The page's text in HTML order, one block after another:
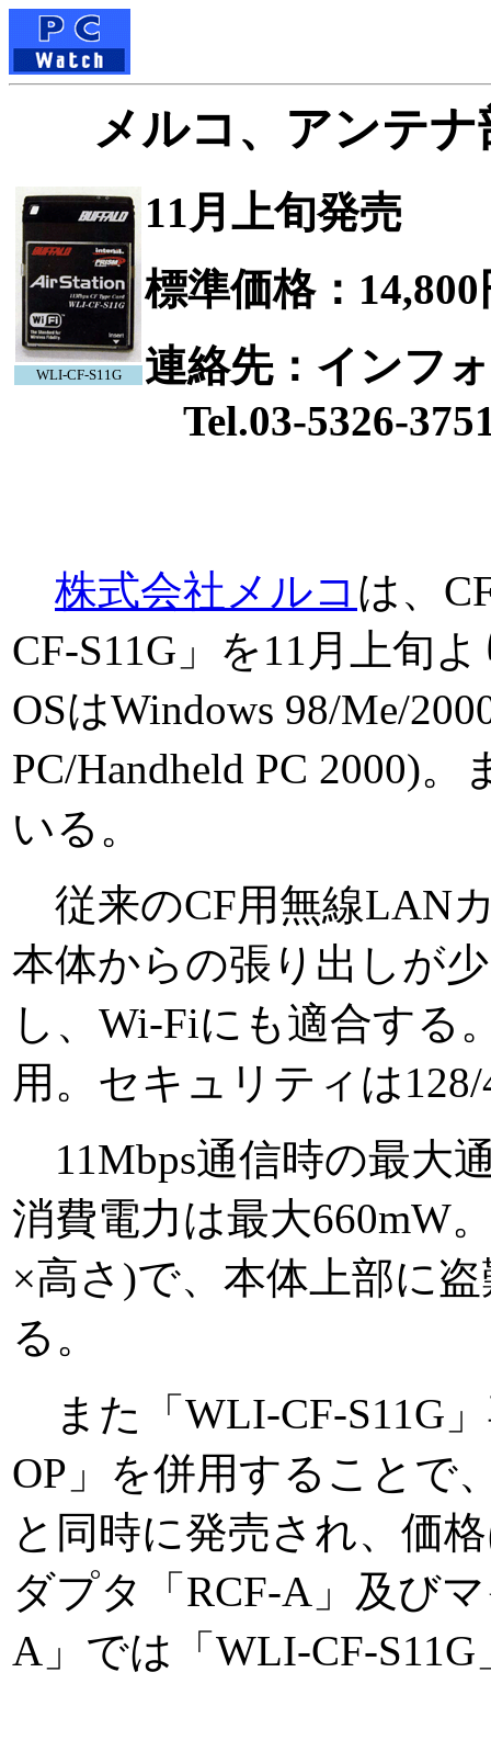
メルコ、アンテ
WLI-CF-S11G
11月上旬発売
標準価格：14,800
連絡先：インフ
Tel.03-5326-
株式会社メルコ は、
CF-S11G」を11月上旬
OSはWindows 98/Me/
PC/Handheld PC 2000)
いる。
従来のCF用無線LAN
本体からの張り出しが
し、Wi-Fiにも適合する
用。セキュリティは
11Mbps通信時の最大
消費電力は最大660mW
×高さ)で、本体上部に
る。
また「WLI-CF-S11G
OP」を併用することで
と同時に発売され、価
ダプタ「RCF-A」及び
A」では「WLI-CF-